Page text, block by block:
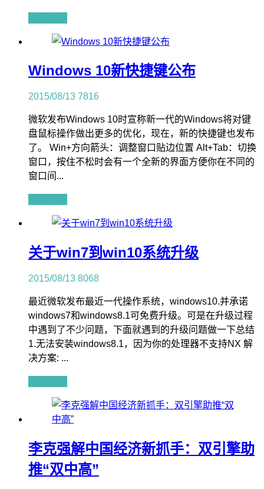
Windows 10新快捷键公布
2015/08/13 7816
微软发布Windows 10时宣称新一代的Windows将对键
盘鼠标操作做出更多的优化，现在，新的快捷键也发布
了。 Win+方向箭头：调整窗口贴边位置 Alt+Tab：切换
窗口，按住不松时会有一个全新的界面方便你在不同的
窗口间...
关于win7到win10系统升级
2015/08/13 8068
最近微软发布最近一代操作系统，windows10.并承诺
windows7和windows8.1可免费升级。可是在升级过程
中遇到了不少问题，下面就遇到的升级问题做一下总结
1.无法安装windows8.1，因为你的处理器不支持NX 解
决方案: ...
李克强解中国经济新抓手：双引擎助
推“双中高”